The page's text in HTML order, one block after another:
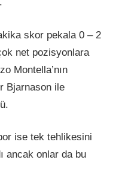
skor pekala 0 – 2
net pozisyonlara
Montella’nın
Bjarnason ile
ise tek tehlikesini
ancak onlar da bu